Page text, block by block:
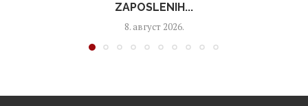
ZAPOSLENIH...
8. август 2026.